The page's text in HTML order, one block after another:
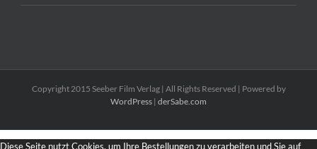
Copyright 2015 Seeber Film Verlag | All Rights Reserved | Powered by
WordPress | derSabe.com
Diese Seite nutzt Cookies, um Ihre Bestellungen zu verarbeiten und Sie auf